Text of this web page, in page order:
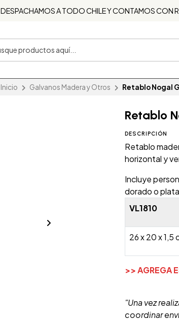
DESPACHAMOS A TODO CHILE Y CONTAMOS CON
Inicio Galvanos Madera y Otros Retablo Nogal
Retablo
DESCRIPCIÓN
Retablo
horizontal y
Incluye
dorado o
VL1810
26 x 20 x 1,5
>>AGREGA
"Una vez
coordinar